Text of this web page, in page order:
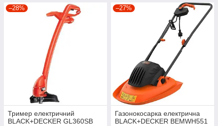
–28%
Тример електричний
BLACK+DECKER GL360SB
–27%
Газонокосарка електрична
BLACK+DECKER BEMWH551